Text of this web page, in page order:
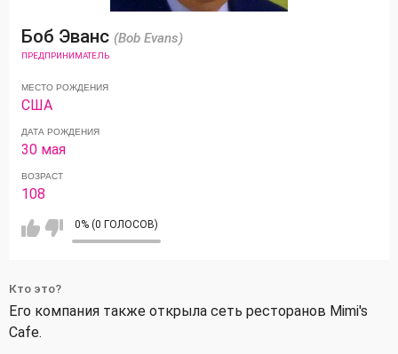
Боб Эванс (Bob Evans)
ПРЕДПРИНИМАТЕЛЬ
МЕСТО РОЖДЕНИЯ
США
ДАТА РОЖДЕНИЯ
30 мая
ВОЗРАСТ
108
0% (0 ГОЛОСОВ)
Кто это?
Его компания также открыла сеть ресторанов Mimi's
Cafe.